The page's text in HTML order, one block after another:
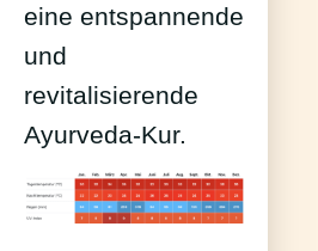
eine entspannende
und
revitalisierende
Ayurveda-Kur.